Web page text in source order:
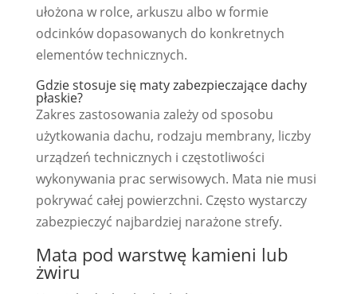
ułożona w rolce, arkuszu albo w formie
odcinków dopasowanych do konkretnych
elementów technicznych.
Gdzie stosuje się maty zabezpieczające dachy
płaskie?
Zakres zastosowania zależy od sposobu
użytkowania dachu, rodzaju membrany, liczby
urządzeń technicznych i częstotliwości
wykonywania prac serwisowych. Mata nie musi
pokrywać całej powierzchni. Często wystarczy
zabezpieczyć najbardziej narażone strefy.
Mata pod warstwę kamieni lub
żwiru